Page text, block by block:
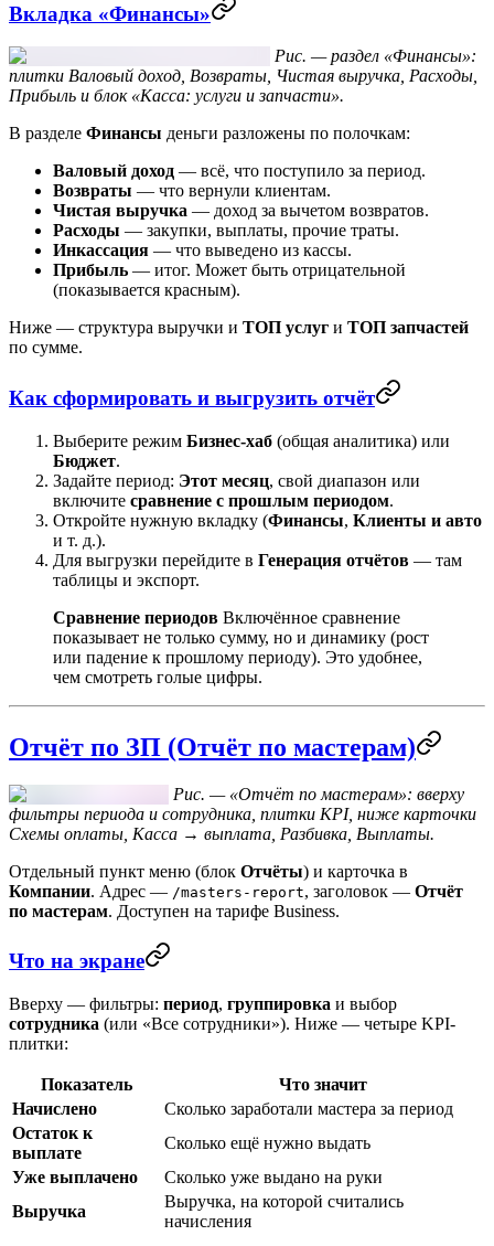
Вкладка «Финансы»
Рис. — раздел «Финансы»:
плитки Валовый доход, Возвраты, Чистая выручка, Расходы,
Прибыль и блок «Касса: услуги и запчасти».
В разделе Финансы деньги разложены по полочкам:
Валовый доход — всё, что поступило за период.
Возвраты — что вернули клиентам.
Чистая выручка — доход за вычетом возвратов.
Расходы — закупки, выплаты, прочие траты.
Инкассация — что выведено из кассы.
Прибыль — итог. Может быть отрицательной
(показывается красным).
Ниже — структура выручки и ТОП услуг и ТОП запчастей
по сумме.
Как сформировать и выгрузить отчёт
Выберите режим Бизнес-хаб (общая аналитика) или
Бюджет.
Задайте период: Этот месяц, свой диапазон или
включите сравнение с прошлым периодом.
Откройте нужную вкладку (Финансы, Клиенты и авто
и т. д.).
Для выгрузки перейдите в Генерация отчётов — там
таблицы и экспорт.
Сравнение периодов Включённое сравнение
показывает не только сумму, но и динамику (рост
или падение к прошлому периоду). Это удобнее,
чем смотреть голые цифры.
Отчёт по ЗП (Отчёт по мастерам)
Рис. — «Отчёт по мастерам»: вверху
фильтры периода и сотрудника, плитки KPI, ниже карточки
Схемы оплаты, Касса → выплата, Разбивка, Выплаты.
Отдельный пункт меню (блок Отчёты) и карточка в
Компании. Адрес — /masters-report, заголовок — Отчёт
по мастерам. Доступен на тарифе Business.
Что на экране
Вверху — фильтры: период, группировка и выбор
сотрудника (или «Все сотрудники»). Ниже — четыре KPI-
плитки:
Показатель
Что значит
Начислено
Сколько заработали мастера за период
Остаток к
выплате
Сколько ещё нужно выдать
Уже выплачено
Сколько уже выдано на руки
Выручка
Выручка, на которой считались
начисления